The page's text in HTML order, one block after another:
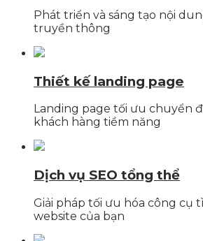
Phát triển và sáng tạo nội
truyền thông
Thiết kế landing page
Landing page tối ưu chuyển
khách hàng tiềm năng
Dịch vụ SEO tổng thể
Giải pháp tối ưu hóa công cụ
website của bạn